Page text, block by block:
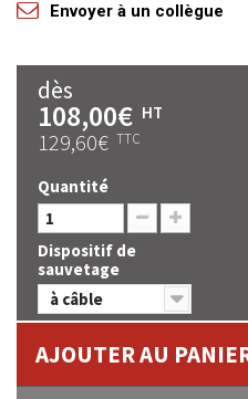
Envoyer à un collègue
dès
108,00€ HT
129,60€ TTC
Quantité
Dispositif de
sauvetage
à câble
AJOUTER AU